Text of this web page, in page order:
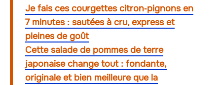
Je fais ces courgettes citron‑pignons en
7 minutes : sautées à cru, express et
pleines de goût
Cette salade de pommes de terre
japonaise change tout : fondante,
originale et bien meilleure que la